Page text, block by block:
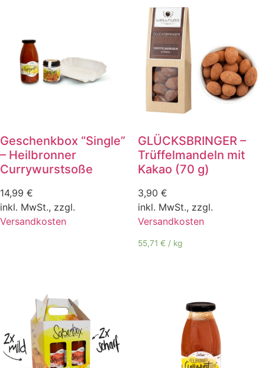
Geschenkbox “Single”
– Heilbronner
Currywurstsoße
14,99 €
inkl. MwSt., zzgl.
Versandkosten
GLÜCKSBRINGER –
Trüffelmandeln mit
Kakao (70 g)
3,90 €
inkl. MwSt., zzgl.
Versandkosten
55,71 € / kg